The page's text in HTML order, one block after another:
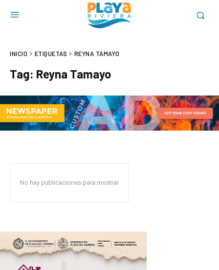
INICIO ETIQUETAS REYNA TAMAYO
Tag: Reyna Tamayo
No hay publicaciones para mostrar